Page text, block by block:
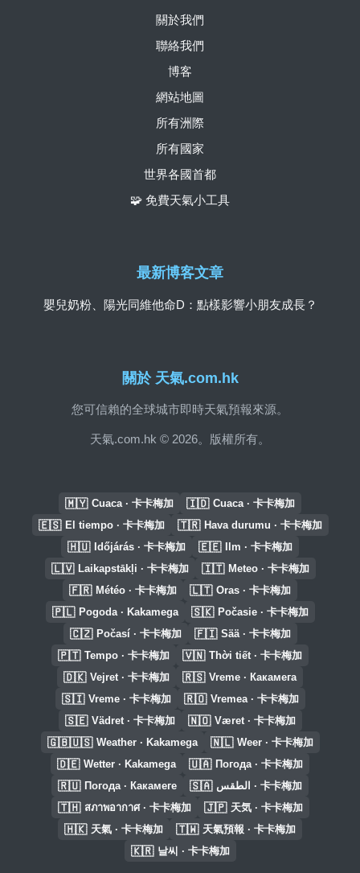
關於 天氣.com.hk
您可信賴的全球城市即時天氣預報來源。
天氣.com.hk © 2026。版權所有。
關於我們
聯絡我們
博客
網站地圖
所有洲際
所有國家
世界各國首都
🧩 免費天氣小工具
最新博客文章
嬰兒奶粉、陽光同維他命D：點樣影響小朋友成長？
🇲🇾 Cuaca · 卡卡梅加 🇮🇩 Cuaca · 卡卡梅加
🇪🇸 El tiempo · 卡卡梅加 🇹🇷 Hava durumu · 卡卡梅加
🇭🇺 Időjárás · 卡卡梅加 🇪🇪 Ilm · 卡卡梅加
🇱🇻 Laikapstākļi · 卡卡梅加 🇮🇹 Meteo · 卡卡梅加
🇫🇷 Météo · 卡卡梅加 🇱🇹 Oras · 卡卡梅加
🇵🇱 Pogoda · Kakamega 🇸🇰 Počasie · 卡卡梅加
🇨🇿 Počasí · 卡卡梅加 🇫🇮 Sää · 卡卡梅加
🇵🇹 Tempo · 卡卡梅加 🇻🇳 Thời tiết · 卡卡梅加
🇩🇰 Vejret · 卡卡梅加 🇷🇸 Vreme · Какамега
🇸🇮 Vreme · 卡卡梅加 🇷🇴 Vremea · 卡卡梅加
🇸🇪 Vädret · 卡卡梅加 🇳🇴 Været · 卡卡梅加
🇬🇧🇺🇸 Weather · Kakamega 🇳🇱 Weer · 卡卡梅加
🇩🇪 Wetter · Kakamega 🇺🇦 Погода · 卡卡梅加
🇷🇺 Погода · Какамеге 🇸🇦 الطقس · 卡卡梅加
🇹🇭 สภาพอากาศ · 卡卡梅加 🇯🇵 天気 · 卡卡梅加
🇭🇰 天氣 · 卡卡梅加 🇹🇼 天氣預報 · 卡卡梅加
🇰🇷 날씨 · 卡卡梅加